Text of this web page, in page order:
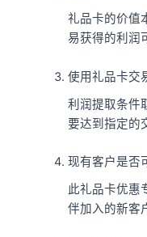
礼品卡的价值
易获得的利润
使用礼品卡交
利润提取条件
要达到指定的
现有客户是否
此礼品卡优惠
伴加入的新客